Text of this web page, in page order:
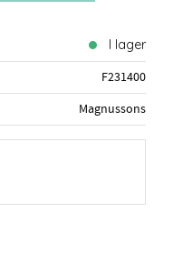
I lager
F231400
Magnussons